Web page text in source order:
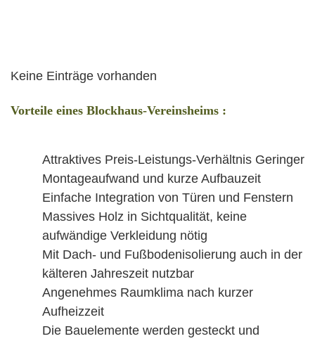
Keine Einträge vorhanden
Vorteile eines Blockhaus-Vereinsheims :
Attraktives Preis-Leistungs-Verhältnis Geringer
Montageaufwand und kurze Aufbauzeit
Einfache Integration von Türen und Fenstern
Massives Holz in Sichtqualität, keine
aufwändige Verkleidung nötig
Mit Dach- und Fußbodenisolierung auch in der
kälteren Jahreszeit nutzbar
Angenehmes Raumklima nach kurzer
Aufheizzeit
Die Bauelemente werden gesteckt und